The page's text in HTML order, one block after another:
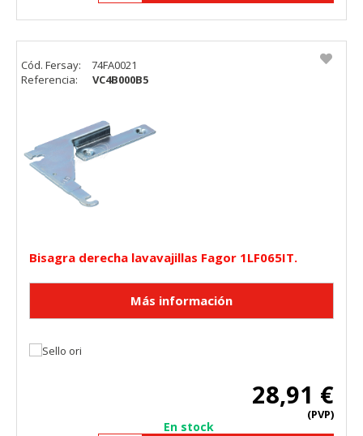
Bisagra derecha lavavajillas Fagor 1LF065IT.
28,91 €
(PVP)
En stock
Cód. Fersay:
74FA0021
Referencia:
VC4B000B5